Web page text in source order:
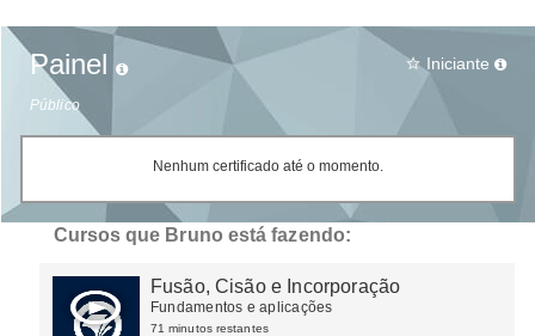
Painel
Público
star_border Iniciante
Nenhum certificado até o momento.
Cursos que Bruno está fazendo:
Fusão, Cisão e Incorporação
Fundamentos e aplicações
71 minutos restantes